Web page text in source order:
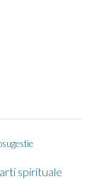
spirituale